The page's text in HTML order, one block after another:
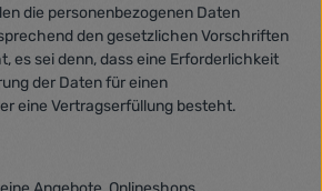
die personenbezogenen Daten
den gesetzlichen Vorschriften
es sei denn, dass eine Erforderlichkeit
der Daten für einen
eine Vertragserfüllung besteht.